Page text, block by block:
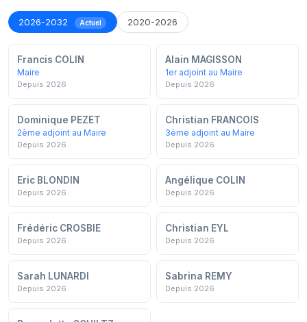
2026-2032 Actuel 2020-2026
Francis COLIN
Maire
Depuis 2026
Alain MAGISSON
1er adjoint au Maire
Depuis 2026
Dominique PEZET
2ème adjoint au Maire
Depuis 2026
Christian FRANCOIS
3ème adjoint au Maire
Depuis 2026
Eric BLONDIN
Depuis 2026
Angélique COLIN
Depuis 2026
Frédéric CROSBIE
Depuis 2026
Christian EYL
Depuis 2026
Sarah LUNARDI
Depuis 2026
Sabrina REMY
Depuis 2026